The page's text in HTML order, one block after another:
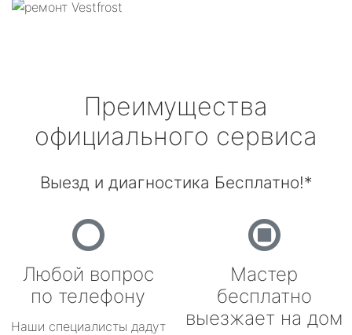
Преимущества
официального сервиса
Выезд и диагностика Бесплатно!*
Любой вопрос
по телефону
Наши специалисты дадут
Мастер
бесплатно
выезжает на дом